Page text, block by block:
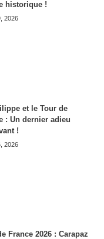
historique !
2026
et le Tour de
: Un dernier adieu
!
2026
France 2026 : Carapaz